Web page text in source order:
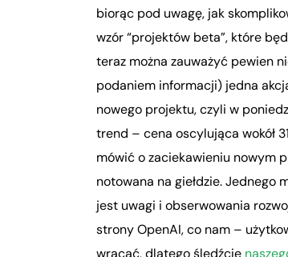
biorąc pod uwagę, jak
wzór “projektów beta”, które
teraz można zauważyć pewien
podaniem informacji) jedna
nowego projektu, czyli w
trend – cena oscylująca wokół
mówić o zaciekawieniu nowym
notowana na giełdzie. Jednego
jest uwagi i obserwowania
strony OpenAI, co nam –
wracać, dlatego śledźcie